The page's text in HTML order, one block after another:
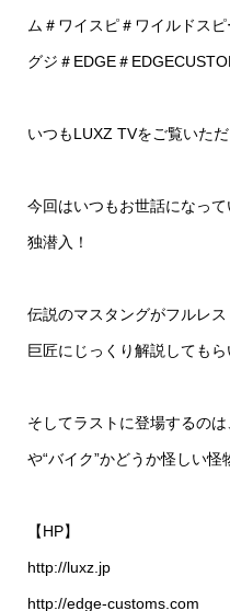
ム＃ワイスピ＃ワイルドス
グジ＃EDGE＃
いつもLUXZ TVをご覧いた
今回はいつもお世話になっ
独潜入！
伝説のマスタングがフルレ
巨匠にじっくり解説してもら
そしてラストに登場するの
や“バイク”かどうか怪しい怪
【HP】
http://luxz.jp
http://edge-customs.com